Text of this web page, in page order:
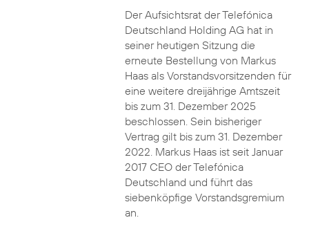
Der Aufsichtsrat der Telefónica
Deutschland Holding AG hat in
seiner heutigen Sitzung die
erneute Bestellung von Markus
Haas als Vorstandsvorsitzenden für
eine weitere dreijährige Amtszeit
bis zum 31. Dezember 2025
beschlossen. Sein bisheriger
Vertrag gilt bis zum 31. Dezember
2022. Markus Haas ist seit Januar
2017 CEO der Telefónica
Deutschland und führt das
siebenköpfige Vorstandsgremium
an.